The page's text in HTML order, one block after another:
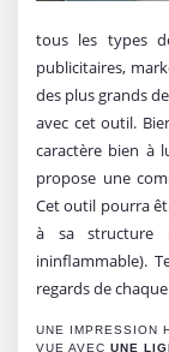
tous les types
publicitaires,
des plus grands
avec cet outil.
caractère bien à
propose une
Cet outil pourra
à sa structure
ininflammable).
regards de
UNE IMPRESSION
VUE AVEC UNE